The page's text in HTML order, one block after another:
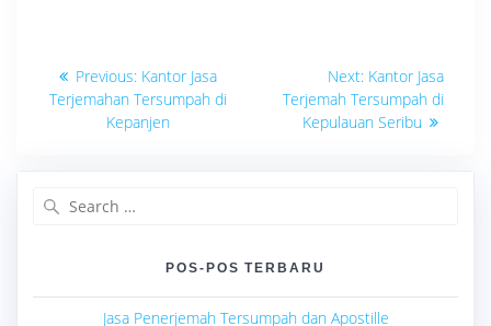
Navigasi
pos
Previous: Previous
post:
Kantor Jasa
Terjemahan Tersumpah di
Kepanjen
Next: Next
post:
Kantor Jasa
Terjemah Tersumpah di
Kepulauan Seribu
POS-POS TERBARU
Jasa Penerjemah Tersumpah dan Apostille